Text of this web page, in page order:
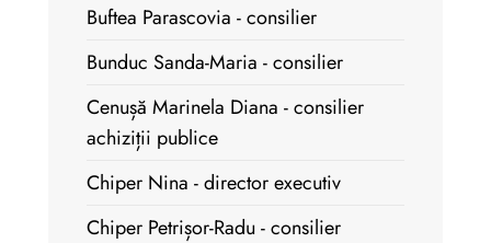
Buftea Parascovia - consilier
Bunduc Sanda-Maria - consilier
Cenușă Marinela Diana - consilier
achiziții publice
Chiper Nina - director executiv
Chiper Petrișor-Radu - consilier